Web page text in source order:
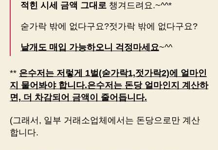
적힌 시세 금액 그대로 챙겨드려요.~^^*
숟가락 밖에 없다구요?젓가락 밖에 없다구요?
낱개도 매입 가능하오니 걱정마세요~^^
** 은수저는 저렇게 1벌(숟가락1,젓가락2)에 얼마인
지 물어봐야 합니다.은수저는 돈당 얼마인지 계산하
면, 더 차감되어 금액이 줄어듭니다.
(그래서, 일부 거래소업체에서는 돈당으로만 계산
합니다.